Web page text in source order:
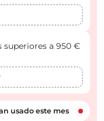
superiores a 950 €
usado este mes